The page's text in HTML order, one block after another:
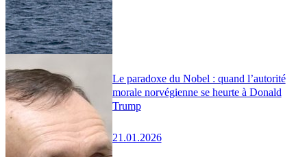
Le paradoxe du Nobel : quand l’autorité
morale norvégienne se heurte à Donald
Trump
21.01.2026